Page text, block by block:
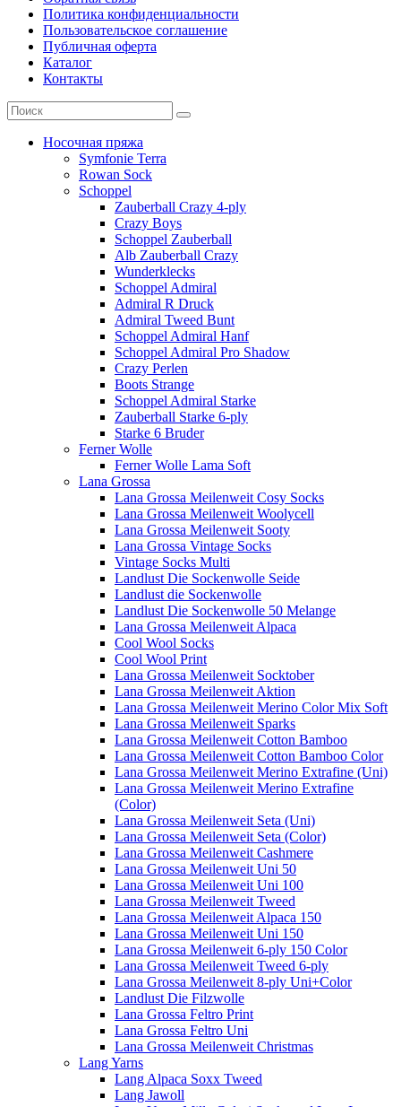
Политика конфиденциальности
Пользовательское соглашение
Публичная оферта
Каталог
Контакты
Носочная пряжа
Symfonie Terra
Rowan Sock
Schoppel
Zauberball Crazy 4-ply
Crazy Boys
Schoppel Zauberball
Alb Zauberball Crazy
Wunderklecks
Schoppel Admiral
Admiral R Druck
Admiral Tweed Bunt
Schoppel Admiral Hanf
Schoppel Admiral Pro Shadow
Crazy Perlen
Boots Strange
Schoppel Admiral Starke
Zauberball Starke 6-ply
Starke 6 Bruder
Ferner Wolle
Ferner Wolle Lama Soft
Lana Grossa
Lana Grossa Meilenweit Cosy Socks
Lana Grossa Meilenweit Woolycell
Lana Grossa Meilenweit Sooty
Lana Grossa Vintage Socks
Vintage Socks Multi
Landlust Die Sockenwolle Seide
Landlust die Sockenwolle
Landlust Die Sockenwolle 50 Melange
Lana Grossa Meilenweit Alpaca
Cool Wool Socks
Cool Wool Print
Lana Grossa Meilenweit Socktober
Lana Grossa Meilenweit Aktion
Lana Grossa Meilenweit Merino Color Mix Soft
Lana Grossa Meilenweit Sparks
Lana Grossa Meilenweit Cotton Bamboo
Lana Grossa Meilenweit Cotton Bamboo Color
Lana Grossa Meilenweit Merino Extrafine (Uni)
Lana Grossa Meilenweit Merino Extrafine
(Color)
Lana Grossa Meilenweit Seta (Uni)
Lana Grossa Meilenweit Seta (Color)
Lana Grossa Meilenweit Cashmere
Lana Grossa Meilenweit Uni 50
Lana Grossa Meilenweit Uni 100
Lana Grossa Meilenweit Tweed
Lana Grossa Meilenweit Alpaca 150
Lana Grossa Meilenweit Uni 150
Lana Grossa Meilenweit 6-ply 150 Color
Lana Grossa Meilenweit Tweed 6-ply
Lana Grossa Meilenweit 8-ply Uni+Color
Landlust Die Filzwolle
Lana Grossa Feltro Print
Lana Grossa Feltro Uni
Lana Grossa Meilenweit Christmas
Lang Yarns
Lang Alpaca Soxx Tweed
Lang Jawoll